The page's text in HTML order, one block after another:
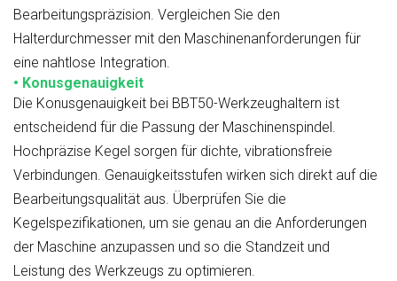
Bearbeitungspräzision. Vergleichen Sie den
Halterdurchmesser mit den Maschinenanforderungen für
eine nahtlose Integration.
• Konusgenauigkeit
Die Konusgenauigkeit bei BBT50-Werkzeughaltern ist
entscheidend für die Passung der Maschinenspindel.
Hochpräzise Kegel sorgen für dichte, vibrationsfreie
Verbindungen. Genauigkeitsstufen wirken sich direkt auf die
Bearbeitungsqualität aus. Überprüfen Sie die
Kegelspezifikationen, um sie genau an die Anforderungen
der Maschine anzupassen und so die Standzeit und
Leistung des Werkzeugs zu optimieren.